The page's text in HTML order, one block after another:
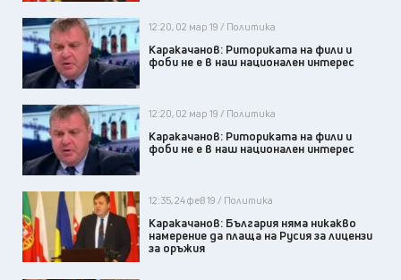
12:20, 02 мар 19 / Политика
Каракачанов: Риториката на фили и
фоби не е в наш национален интерес
12:20, 02 мар 19 / Политика
Каракачанов: Риториката на фили и
фоби не е в наш национален интерес
12:35, 24 фев 19 / Политика
Каракачанов: България няма никакво
намерение да плаща на Русия за лицензи
за оръжия